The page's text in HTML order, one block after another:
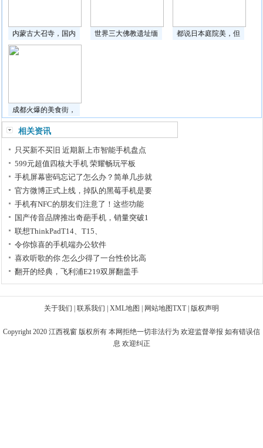
内蒙古大召寺，国内 世界三大佛教遗址缅 都说日本庭院美，但
成都火爆的美食街，
相关资讯
只买新不买旧 近期新上市智能手机盘点
599元超值四核大手机 荣耀畅玩平板
手机屏幕密码忘记了怎么办？简单几步就
官方微博正式上线，掉队的黑莓手机是要
手机有NFC的朋友们注意了！这些功能
国产传音品牌推出奇葩手机，销量突破1
联想ThinkPadT14、T15、
令你惊喜的手机端办公软件
喜欢听歌的你 怎么少得了一台性价比高
翻开的经典，飞利浦E219双屏翻盖手
关于我们 联系我们 XML地图 网站地图TXT| 版权声明
Copyright 2020 江西视窗 版权所有 本网拒绝一切非法行为 欢迎监督举报 如有错误信
息 欢迎纠正